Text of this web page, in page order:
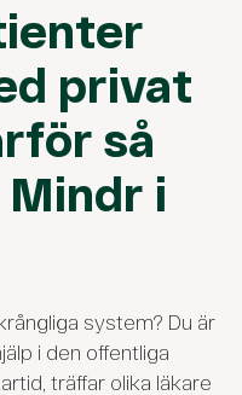
privat
så
Mindr i
system? Du är
i den offentliga
träffar olika läkare